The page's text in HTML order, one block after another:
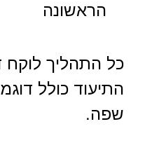
הראשונה
כל התהליך לוקח
התיעוד כולל
שפה.